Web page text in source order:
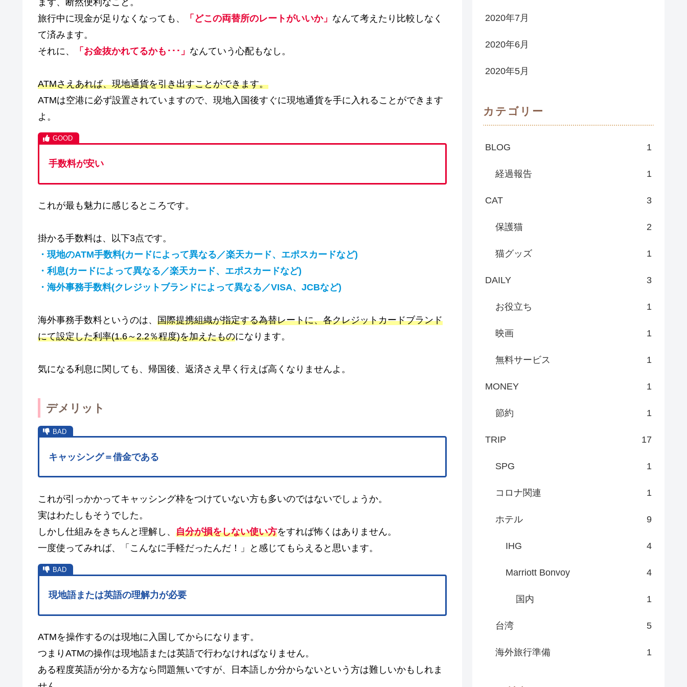
旅行中に現金が足りなくなっても、
「どこの両替所のレートがいいか」 なんて考えたり比較しなく
て済みます。
それに、
「お金抜かれてるかも･･･」 なんていう心配もなし。
ATMさえあれば、現地通貨を引き出すことができます。
ATMは空港に必ず設置されていますので、現地入国後すぐに現地通貨を手に入れることができます
よ。
手数料が安い
これが最も魅力に感じるところです。
掛かる手数料は、以下3点です。
・現地のATM手数料(カードによって異なる／楽天カード、エポスカードなど)
・利息(カードによって異なる／楽天カード、エポスカードなど)
・海外事務手数料(クレジットブランドによって異なる／VISA、JCBなど)
海外事務手数料というのは、 国際提携組織が指定する為替レートに、各クレジットカードブランド
にて設定した利率(1.6～2.2％程度)を加えたものになります。
気になる利息に関しても、帰国後、返済さえ早く行えば高くなりませんよ。
デメリット
キャッシング＝借金である
これが引っかかってキャッシング枠をつけていない方も多いのではないでしょうか。
実はわたしもそうでした。
しかし仕組みをきちんと理解し、 自分が損をしない使い方をすれば怖くはありません。
一度使ってみれば、「こんなに手軽だったんだ！」と感じてもらえると思います。
現地語または英語の理解力が必要
ATMを操作するのは現地に入国してからになります。
つまりATMの操作は現地語または英語で行わなければなりません。
ある程度英語が分かる方なら問題無いですが、日本語しか分からないという方は難しいかもしれま
2020年7月
2020年6月
2020年5月
カテゴリー
BLOG 1
経過報告 1
CAT 3
保護猫 2
猫グッズ 1
DAILY 3
お役立ち 1
映画 1
無料サービス 1
MONEY 1
節約 1
TRIP 17
SPG 1
コロナ関連 1
ホテル 9
IHG 4
Marriott Bonvoy 4
国内 1
台湾 5
海外旅行準備 1